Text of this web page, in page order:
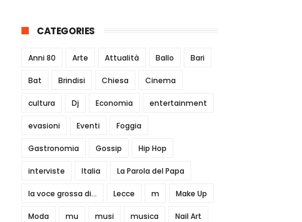
CATEGORIES
Anni 80 Arte Attualità Ballo Bari
Bat Brindisi Chiesa Cinema
cultura Dj Economia entertainment
evasioni Eventi Foggia
Gastronomia Gossip Hip Hop
interviste Italia La Parola del Papa
la voce grossa di... Lecce m Make Up
Moda mu musi musica Nail Art